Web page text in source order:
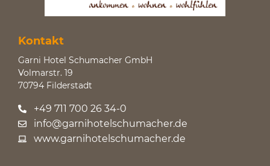
Kontakt
Garni Hotel Schumacher GmbH
Volmarstr. 19
70794 Filderstadt
+49 711 700 26 34-0
info@garnihotelschumacher.de
www.garnihotelschumacher.de